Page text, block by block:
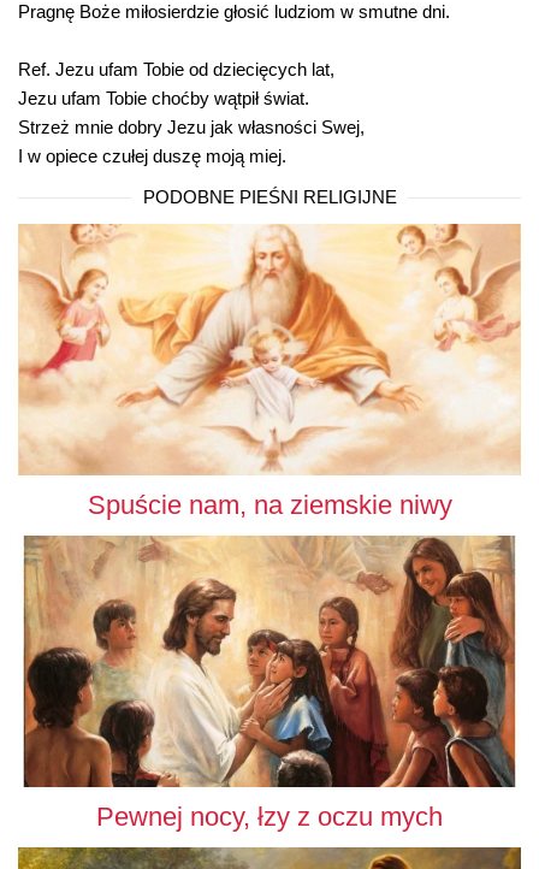
Pragnę Boże miłosierdzie głosić ludziom w smutne dni.
Ref. Jezu ufam Tobie od dziecięcych lat,
Jezu ufam Tobie choćby wątpił świat.
Strzeż mnie dobry Jezu jak własności Swej,
I w opiece czułej duszę moją miej.
PODOBNE PIEŚNI RELIGIJNE
Spuście nam, na ziemskie niwy
Pewnej nocy, łzy z oczu mych